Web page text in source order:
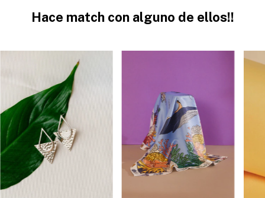
Hace match con alguno de ellos!!